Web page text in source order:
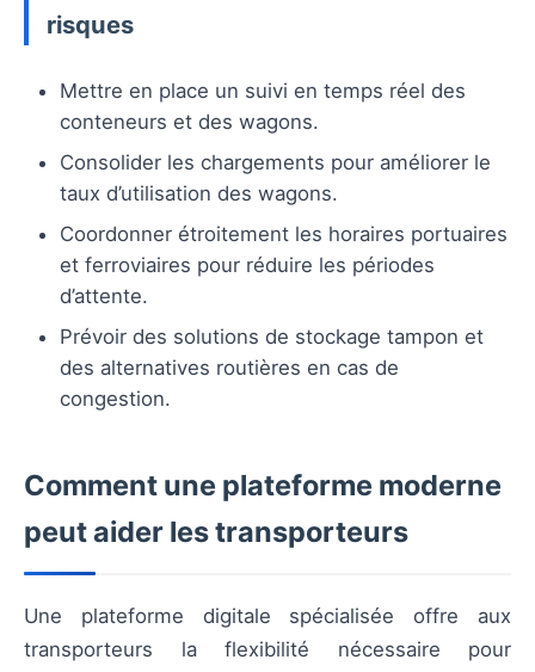
risques
Mettre en place un suivi en temps réel des
conteneurs et des wagons.
Consolider les chargements pour améliorer le
taux d’utilisation des wagons.
Coordonner étroitement les horaires portuaires
et ferroviaires pour réduire les périodes
d’attente.
Prévoir des solutions de stockage tampon et
des alternatives routières en cas de
congestion.
Comment une plateforme moderne
peut aider les transporteurs
Une plateforme digitale spécialisée offre aux
transporteurs la flexibilité nécessaire pour